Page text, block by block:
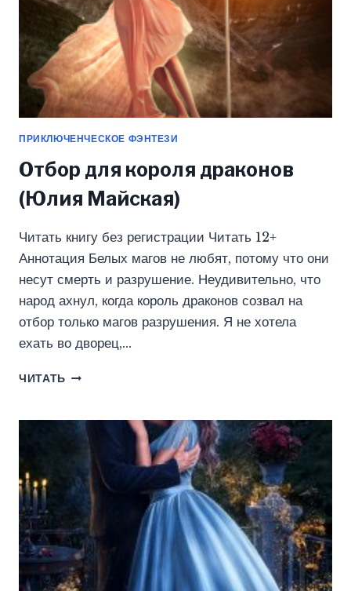
ПРИКЛЮЧЕНЧЕСКОЕ ФЭНТЕЗИ
Отбор для короля драконов
(Юлия Майская)
Читать книгу без регистрации Читать 12+
Аннотация Белых магов не любят, потому что они
несут смерть и разрушение. Неудивительно, что
народ ахнул, когда король драконов созвал на
отбор только магов разрушения. Я не хотела
ехать во дворец,…
ЧИТАТЬ ОТБОР
ДРАКОНОВ